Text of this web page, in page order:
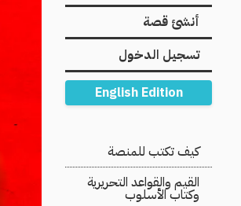
أنشئ قصة
تسجيل الدخول
English Edition
Secondary
Navigation
كيف تكتب للمنصة
القيم والقواعد التحريرية
وكتاب الأسلوب